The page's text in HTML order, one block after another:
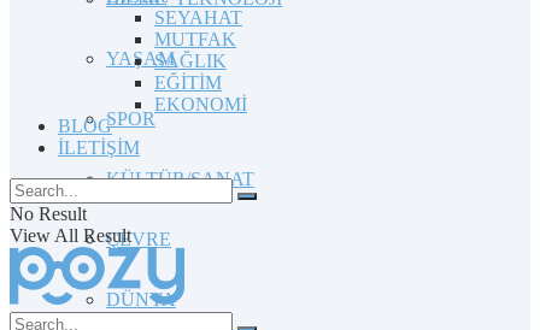
YAŞAM
SPOR
KÜLTÜR/SANAT
ÇEVRE
DÜNYA
SEYAHAT
MUTFAK
SAĞLIK
EĞİTİM
EKONOMİ
BLOG
İLETİŞİM
No Result
View All Result